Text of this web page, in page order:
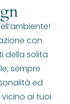
con
della solita
sempre
ed
ai tuoi